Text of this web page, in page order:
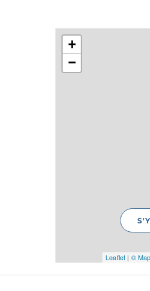
+
−
Leaflet | ©